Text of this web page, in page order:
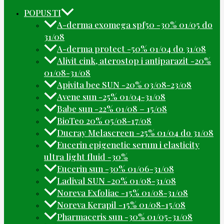
POPUSTI
A-derma exomega spf50 -30% 01/05 do
31/08
A-derma protect -50% 01/04 do 31/08
Alivit cink, aterostop i antiparazit -20%
01/08-31/08
Apivita bee SUN -20% 03/08-23/08
Avene sun -25% 01/04-31/08
Babe sun -22% 01/08 – 15/08
BioTeo 20% 05/08-17/08
Ducray Melascreen -25% 01/04 do 31/08
Eucerin epigenetic serum i elasticity
ultra light fluid -30%
Eucerin sun -30% 01/06-31/08
Ladival SUN -20% 01/08-31/08
Noreva Exfoliac -15% 01/08-31/08
Noreva Kerapil -15% 01/08-15/08
Pharmaceris sun -30% 01/05-31/08